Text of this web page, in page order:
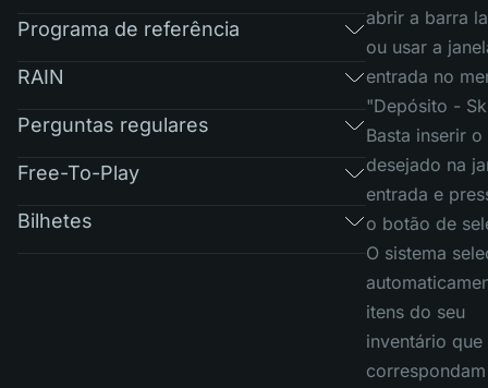
Programa de referência
RAIN
Perguntas regulares
Free-To-Play
Bilhetes
abrir a barra
ou usar a
entrada no
"Depósito -
Basta inserir
desejado na
entrada e
o botão de
O sistema
itens do seu
inventário que